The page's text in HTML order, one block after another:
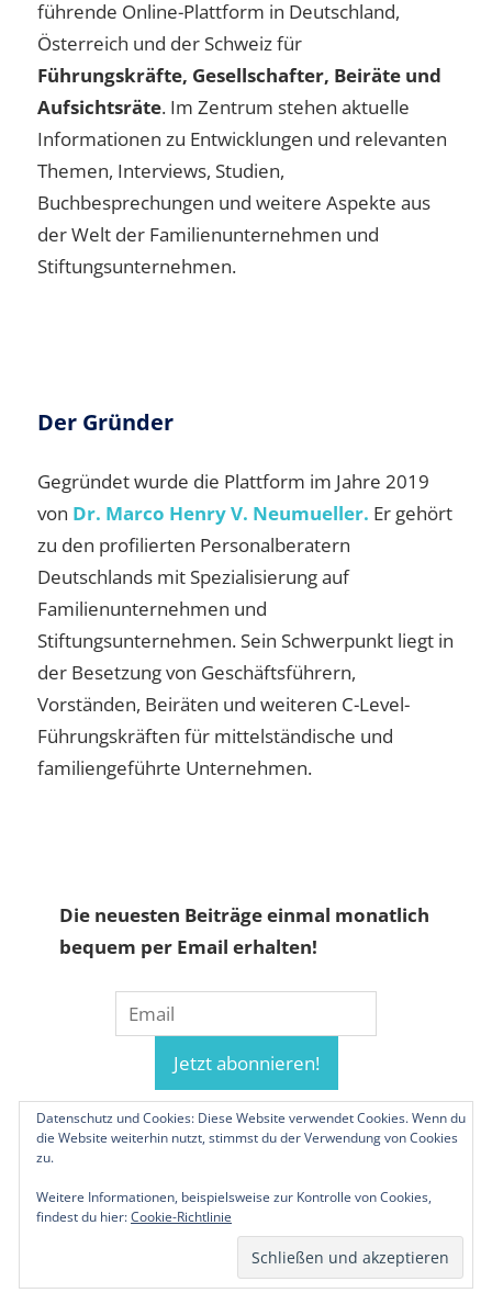
führende Online-Plattform in Deutschland,
Österreich und der Schweiz für
Führungskräfte, Gesellschafter, Beiräte und
Aufsichtsräte. Im Zentrum stehen aktuelle
Informationen zu Entwicklungen und relevanten
Themen, Interviews, Studien,
Buchbesprechungen und weitere Aspekte aus
der Welt der Familienunternehmen und
Stiftungsunternehmen.
Der Gründer
Gegründet wurde die Plattform im Jahre 2019
von Dr. Marco Henry V. Neumueller. Er gehört
zu den profilierten Personalberatern
Deutschlands mit Spezialisierung auf
Familienunternehmen und
Stiftungsunternehmen. Sein Schwerpunkt liegt in
der Besetzung von Geschäftsführern,
Vorständen, Beiräten und weiteren C-Level-
Führungskräften für mittelständische und
familiengeführte Unternehmen.
Die neuesten Beiträge einmal monatlich
bequem per Email erhalten!
© 2019-2026 Familienunternehmen.eu. Alle
Rechte vorbehalten.
Datenschutz und Cookies: Diese Website verwendet Cookies. Wenn du
die Website weiterhin nutzt, stimmst du der Verwendung von Cookies
zu.
Weitere Informationen, beispielsweise zur Kontrolle von Cookies,
findest du hier:Cookie-Richtlinie